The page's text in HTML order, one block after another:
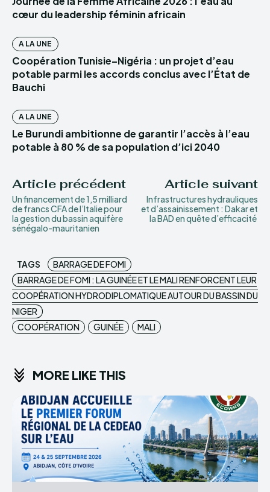
cœur du leadership féminin africain
A LA UNE
Coopération Tunisie–Nigéria : un projet d’eau
potable parmi les accords conclus avec l’État de
Bauchi
A LA UNE
Le Burundi ambitionne de garantir l’accès à l’eau
potable à 80 % de sa population d’ici 2040
Article précédent
Un financement de 1,5 milliard
de francs CFA de l’Italie pour
la gestion du bassin aquifère
sénégalo-mauritanien
Article suivant
Infrastructures hydrauliques
et d’assainissement : Dakar et
la BAD en quête d’efficacité
TAGS
BARRAGE DE FOMI
BARRAGE DE FOMI : LA GUINÉE ET LE MALI RENFORCENT LEUR
COOPÉRATION HYDRODIPLOMATIQUE AUTOUR DU BASSIN DU
NIGER
COOPÉRATION
GUINÉE MALI
MORE LIKE THIS